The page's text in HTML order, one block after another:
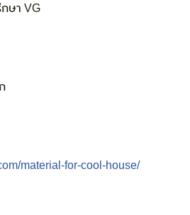
ษา VG
material-for-cool-house/